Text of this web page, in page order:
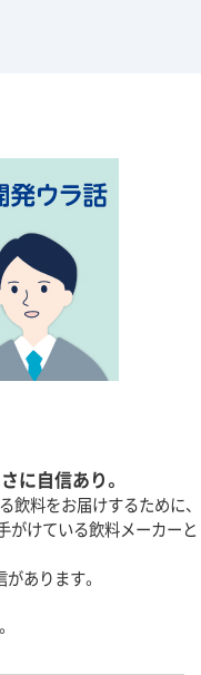
に自信あり。
料をお届けするために、
がけている飲料メーカーと
があります。